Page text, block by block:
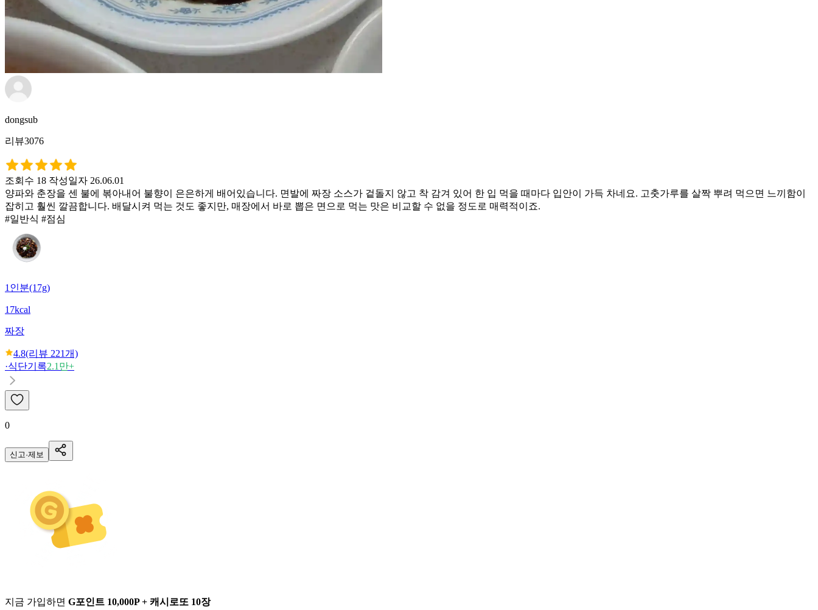
dongsub
리뷰3076
조회수 18 작성일자 26.06.01
양파와 춘장을 센 불에 볶아내어 불향이 은은하게 배어있습니다. 면발에 짜장 소스가 겉돌지 않고 착 감겨 있어 한 입 먹을 때마다 입안이 가득 차네요. 고춧가루를 살짝 뿌려 먹으면 느끼함이
잡히고 훨씬 깔끔합니다. 배달시켜 먹는 것도 좋지만, 매장에서 바로 뽑은 면으로 먹는 맛은 비교할 수 없을 정도로 매력적이죠.
#일반식 #점심
1인분(17g)
17kcal
짜장
4.8(리뷰 221개)
·식단기록2.1만+
0
신고·제보
지금 가입하면 G포인트 10,000P + 캐시로또 10장